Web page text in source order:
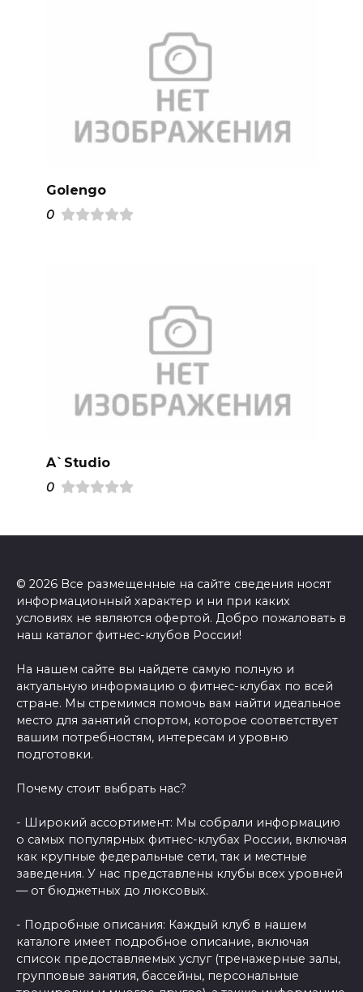
Golengo
0
A`Studio
0
© 2026 Все размещенные на сайте сведения носят
информационный характер и ни при каких
условиях не являются офертой. Добро пожаловать в
наш каталог фитнес-клубов России!
На нашем сайте вы найдете самую полную и
актуальную информацию о фитнес-клубах по всей
стране. Мы стремимся помочь вам найти идеальное
место для занятий спортом, которое соответствует
вашим потребностям, интересам и уровню
подготовки.
Почему стоит выбрать нас?
- Широкий ассортимент: Мы собрали информацию
о самых популярных фитнес-клубах России, включая
как крупные федеральные сети, так и местные
заведения. У нас представлены клубы всех уровней
— от бюджетных до люксовых.
- Подробные описания: Каждый клуб в нашем
каталоге имеет подробное описание, включая
список предоставляемых услуг (тренажерные залы,
групповые занятия, бассейны, персональные